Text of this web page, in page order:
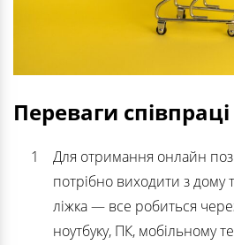
Переваги співпраці
Для отримання онлайн
потрібно виходити з дому
ліжка — все робиться
ноутбуку, ПК, мобільному